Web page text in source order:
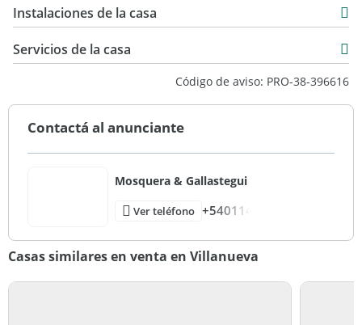
USD 325.000
700 m2
700 m2
Instalaciones de la casa
Servicios de la casa
Código de aviso: PRO-38-396616
Contactá al anunciante
Mosquera & Gallastegui
Ver teléfono +540114
Casas similares en venta en Villanueva